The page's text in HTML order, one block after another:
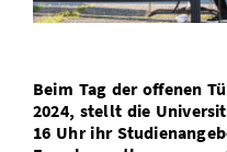
Vom Studium in den
Study Scheduler
Bibliothek
Start-ups
Zahlen & Fakten
Kontakt
SIC Merchandise
AnsprechpartnerInnen,
Termine, Vorträge und
Beim Tag der offenen
2024, stellt die
16 Uhr ihr